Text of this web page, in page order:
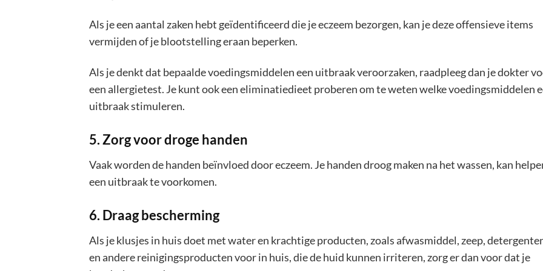
Als je een aantal zaken hebt geïdentificeerd die je eczeem bezorgen, kan je deze offensieve items
vermijden of je blootstelling eraan beperken.
Als je denkt dat bepaalde voedingsmiddelen een uitbraak veroorzaken, raadpleeg dan je dokter
een allergietest. Je kunt ook een eliminatiedieet proberen om te weten welke voedingsmiddelen
uitbraak stimuleren.
5. Zorg voor droge handen
Vaak worden de handen beïnvloed door eczeem. Je handen droog maken na het wassen, kan
een uitbraak te voorkomen.
6. Draag bescherming
Als je klusjes in huis doet met water en krachtige producten, zoals afwasmiddel, zeep,
en andere reinigingsproducten voor in huis, die de huid kunnen irriteren, zorg er dan voor dat je